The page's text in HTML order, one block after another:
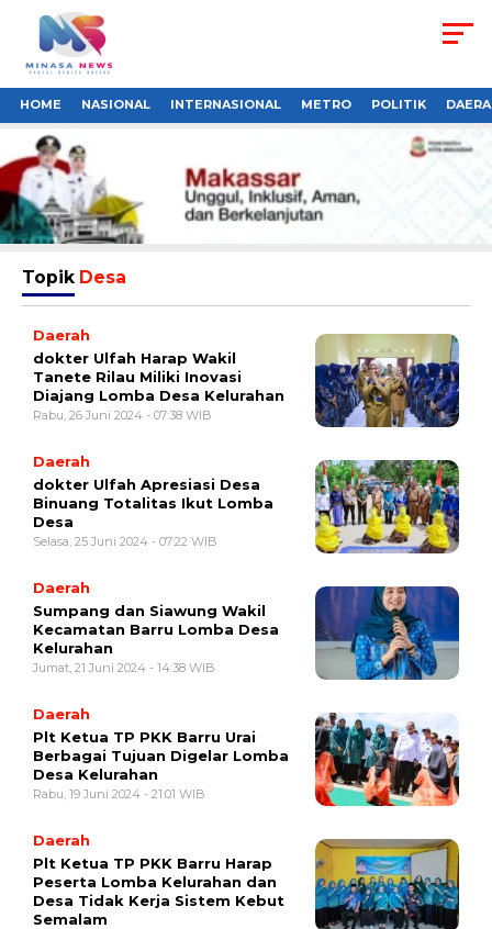
HOME NASIONAL INTERNASIONAL METRO POLITIK
Topik Desa
Daerah
dokter Ulfah Harap Wakil
Tanete Rilau Miliki Inovasi
Diajang Lomba Desa Kelurahan
Rabu, 26 Juni 2024 - 07:38 WIB
Daerah
dokter Ulfah Apresiasi Desa
Binuang Totalitas Ikut Lomba
Desa
Selasa, 25 Juni 2024 - 07:22 WIB
Daerah
Sumpang dan Siawung Wakil
Kecamatan Barru Lomba Desa
Kelurahan
Jumat, 21 Juni 2024 - 14:38 WIB
Daerah
Plt Ketua TP PKK Barru Urai
Berbagai Tujuan Digelar Lomba
Desa Kelurahan
Rabu, 19 Juni 2024 - 21:01 WIB
Daerah
Plt Ketua TP PKK Barru Harap
Peserta Lomba Kelurahan dan
Desa Tidak Kerja Sistem Kebut
Semalam